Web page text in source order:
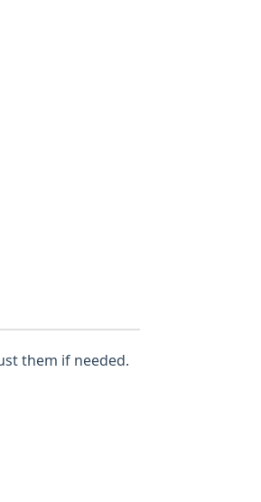
them if needed.